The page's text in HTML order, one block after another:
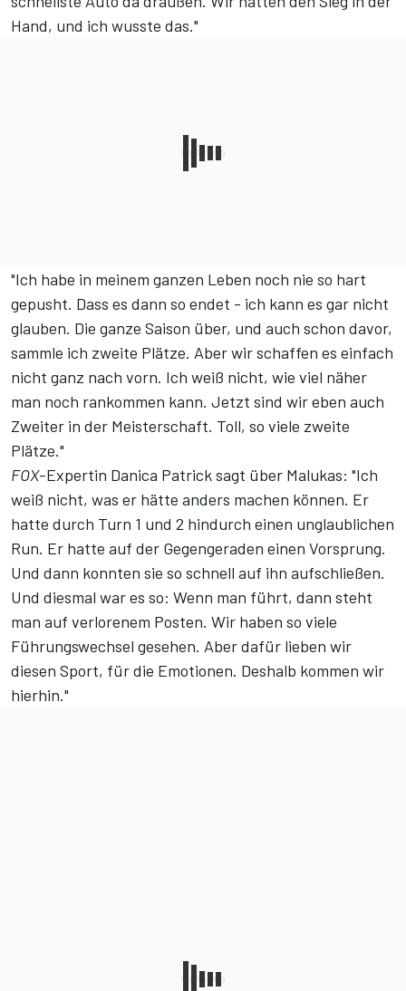
Hand, und ich wusste das."
"Ich habe in meinem ganzen Leben noch nie so hart
gepusht. Dass es dann so endet - ich kann es gar nicht
glauben. Die ganze Saison über, und auch schon davor,
sammle ich zweite Plätze. Aber wir schaffen es einfach
nicht ganz nach vorn. Ich weiß nicht, wie viel näher
man noch rankommen kann. Jetzt sind wir eben auch
Zweiter in der Meisterschaft. Toll, so viele zweite
Plätze."
FOX-Expertin Danica Patrick sagt über Malukas: "Ich
weiß nicht, was er hätte anders machen können. Er
hatte durch Turn 1 und 2 hindurch einen unglaublichen
Run. Er hatte auf der Gegengeraden einen Vorsprung.
Und dann konnten sie so schnell auf ihn aufschließen.
Und diesmal war es so: Wenn man führt, dann steht
man auf verlorenem Posten. Wir haben so viele
Führungswechsel gesehen. Aber dafür lieben wir
diesen Sport, für die Emotionen. Deshalb kommen wir
hierhin."